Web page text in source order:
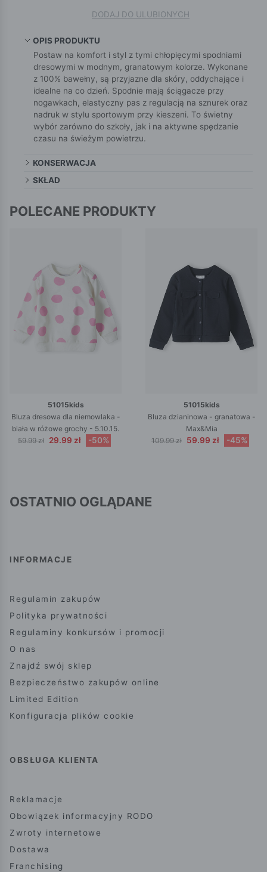
DODAJ DO ULUBIONYCH
OPIS PRODUKTU
Postaw na komfort i styl z tymi chłopięcymi spodniami
dresowymi w modnym, granatowym kolorze. Wykonane
z 100% bawełny, są przyjazne dla skóry, oddychające i
idealne na co dzień. Spodnie mają ściągacze przy
nogawkach, elastyczny pas z regulacją na sznurek oraz
nadruk w stylu sportowym przy kieszeni. To świetny
wybór zarówno do szkoły, jak i na aktywne spędzanie
czasu na świeżym powietrzu.
KONSERWACJA
SKŁAD
POLECANE PRODUKTY
51015kids
Bluza dresowa dla niemowlaka -
biała w różowe grochy - 5.10.15.
59.99 zł 29.99 zł -50%
51015kids
Bluza dzianinowa - granatowa -
Max&Mia
109.99 zł 59.99 zł -45%
OSTATNIO OGLĄDANE
INFORMACJE
Regulamin zakupów
Polityka prywatności
Regulaminy konkursów i promocji
O nas
Znajdź swój sklep
Bezpieczeństwo zakupów online
Limited Edition
Konfiguracja plików cookie
OBSŁUGA KLIENTA
Reklamacje
Obowiązek informacyjny RODO
Zwroty internetowe
Dostawa
Franchising